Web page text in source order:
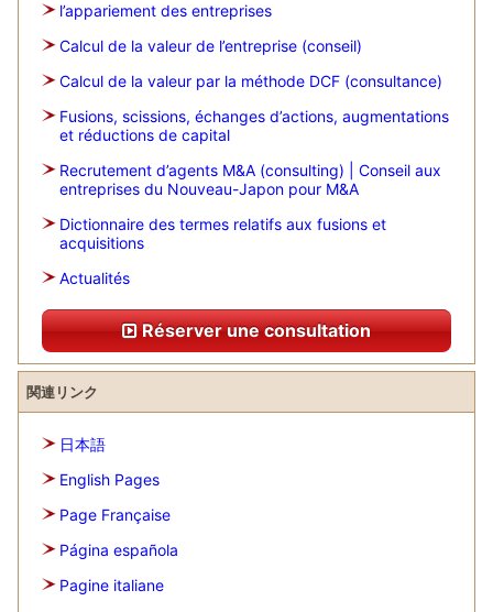
l’appariement des entreprises
Calcul de la valeur de l’entreprise (conseil)
Calcul de la valeur par la méthode DCF (consultance)
Fusions, scissions, échanges d’actions, augmentations
et réductions de capital
Recrutement d’agents M&A (consulting) | Conseil aux
entreprises du Nouveau-Japon pour M&A
Dictionnaire des termes relatifs aux fusions et
acquisitions
Actualités
Réserver une consultation
関連リンク
日本語
English Pages
Page Française
Página española
Pagine italiane